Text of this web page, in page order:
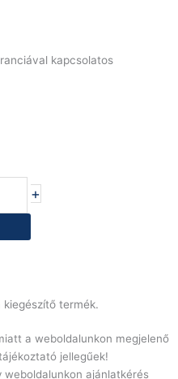
kapcsolatos
+
kiegészítő termék.
a weboldalunkon megjelenő
jellegűek!
weboldalunkon ajánlatkérés